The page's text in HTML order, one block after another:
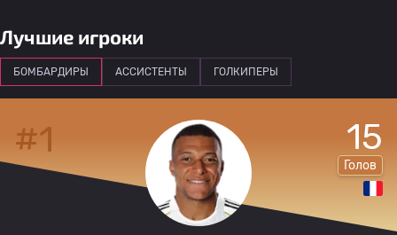
Лучшие игроки
БОМБАРДИРЫ АССИСТЕНТЫ ГОЛКИПЕРЫ
#1 15
Голов